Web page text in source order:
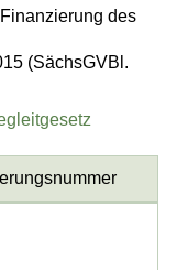
des
(SächsGVBl.